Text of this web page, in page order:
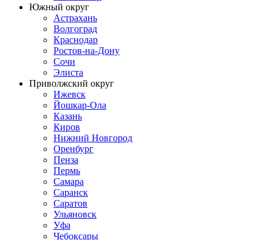
Южный округ
Астрахань
Волгоград
Краснодар
Ростов-на-Дону
Сочи
Элиста
Приволжский округ
Ижевск
Йошкар-Ола
Казань
Киров
Нижний Новгород
Оренбург
Пенза
Пермь
Самара
Саранск
Саратов
Ульяновск
Уфа
Чебоксары